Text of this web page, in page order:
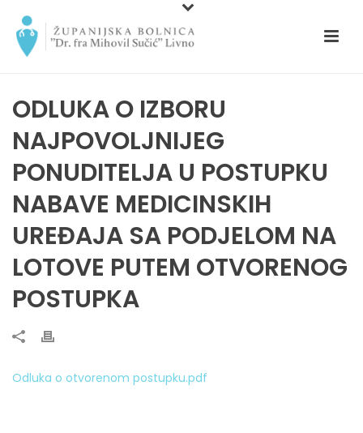
ODLUKA O IZBORU
NAJPOVOLJNIJEG
PONUDITELJA U POSTUPKU
NABAVE MEDICINSKIH
UREĐAJA SA PODJELOM NA
LOTOVE PUTEM OTVORENOG
POSTUPKA
Odluka o otvorenom postupku.pdf